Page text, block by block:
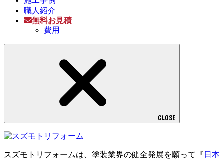
職人紹介
無料お見積
費用
CLOSE
スズモトリフォームは、塗装業界の健全発展を願って『 日本